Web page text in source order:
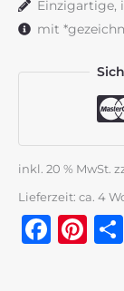
Menge
Einzigartige,
mit
inkl. 20 % MwSt.
Lieferzeit: ca. 4